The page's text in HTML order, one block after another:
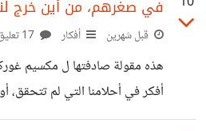
مقولته دستوراً للكرامة
أشد الآلام والاعتماد المطلق
تتحول يوماً إلى منّة أو دين
أحد شيئاً حتى لو كان بسيطاً
في صغرهم، من أين خرج
قبل شهرين أفكار
هذه مقولة صادفتها ل مكسيم
أفكر في أحلامنا التي لم تتحقق،
منذ فترة قرأت منشوراً يسأل